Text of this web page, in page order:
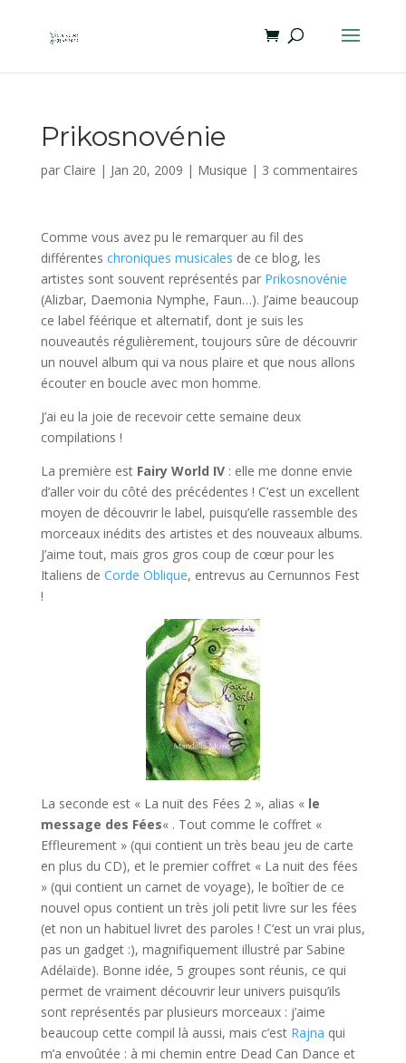
Prikosnovénie
par Claire | Jan 20, 2009 | Musique | 3 commentaires
Comme vous avez pu le remarquer au fil des
différentes chroniques musicales de ce blog, les
artistes sont souvent représentés par Prikosnovénie
(Alizbar, Daemonia Nymphe, Faun…). J’aime beaucoup
ce label féérique et alternatif, dont je suis les
nouveautés régulièrement, toujours sûre de découvrir
un nouvel album qui va nous plaire et que nous allons
écouter en boucle avec mon homme.
J’ai eu la joie de recevoir cette semaine deux
compilations !
La première est Fairy World IV: elle me donne envie
d’aller voir du côté des précédentes ! C’est un excellent
moyen de découvrir le label, puisqu’elle rassemble des
morceaux inédits des artistes et des nouveaux albums.
J’aime tout, mais gros gros coup de cœur pour les
Italiens de Corde Oblique, entrevus au Cernunnos Fest
!
La seconde est « La nuit des Fées 2 », alias « le
message des Fées« . Tout comme le coffret «
Effleurement » (qui contient un très beau jeu de carte
en plus du CD), et le premier coffret « La nuit des fées
» (qui contient un carnet de voyage), le boîtier de ce
nouvel opus contient un très joli petit livre sur les fées
(et non un habituel livret des paroles ! C’est un vrai plus,
pas un gadget :), magnifiquement illustré par Sabine
Adélaïde). Bonne idée, 5 groupes sont réunis, ce qui
permet de vraiment découvrir leur univers puisqu’ils
sont représentés par plusieurs morceaux : j’aime
beaucoup cette compil là aussi, mais c’est Rajna qui
m’a envoûtée : à mi chemin entre Dead Can Dance et